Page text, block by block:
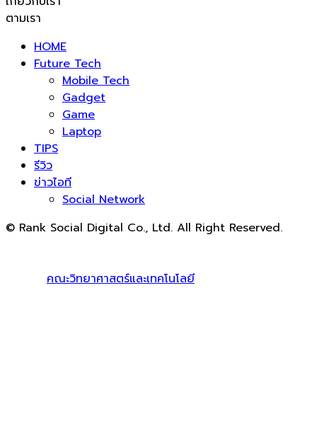
ตามเรา
HOME
Future Tech
Mobile Tech
Gadget
Game
Laptop
TIPS
รีวิว
ข่าวไอที
Social Network
© Rank Social Digital Co., Ltd. All Right Reserved.
คณะวิทยาศาสตร์และเทคโนโลยี